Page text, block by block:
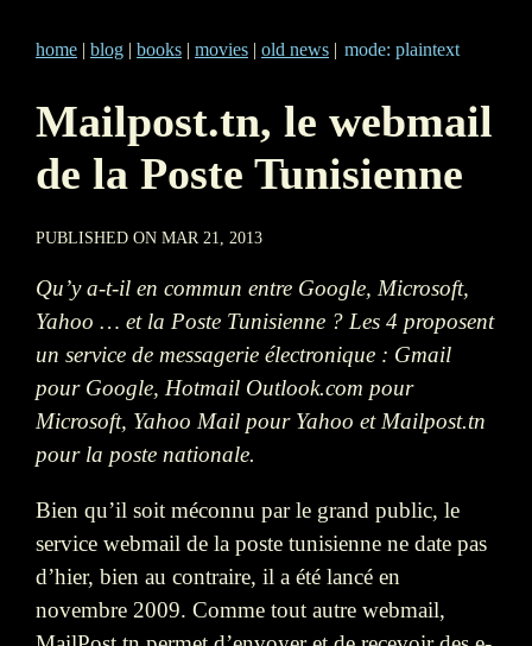
home | blog | books | movies | old news | mode: plaintext
Mailpost.tn, le webmail
de la Poste Tunisienne
PUBLISHED ON MAR 21, 2013
Qu’y a-t-il en commun entre Google, Microsoft,
Yahoo … et la Poste Tunisienne ? Les 4 proposent
un service de messagerie électronique : Gmail
pour Google, Hotmail Outlook.com pour
Microsoft, Yahoo Mail pour Yahoo et Mailpost.tn
pour la poste nationale.
Bien qu’il soit méconnu par le grand public, le
service webmail de la poste tunisienne ne date pas
d’hier, bien au contraire, il a été lancé en
novembre 2009. Comme tout autre webmail,